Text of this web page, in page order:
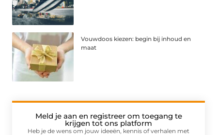
Vouwdoos kiezen: begin bij inhoud en
maat
Meld je aan en registreer om toegang te
krijgen tot ons platform
Heb je de wens om jouw ideeën, kennis of verhalen met